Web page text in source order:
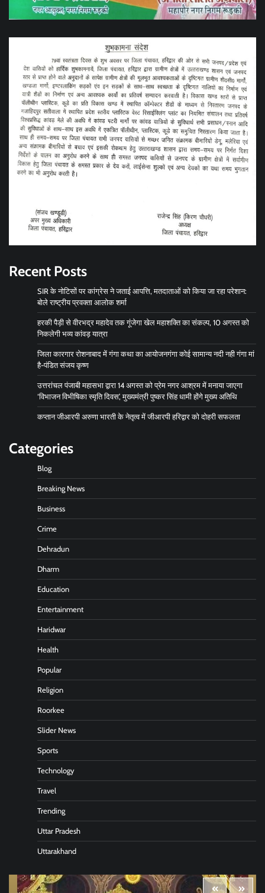
Recent Posts
SIR के नोटिसों पर कांग्रेस ने जताई आपत्ति, मतदाताओं को किया जा रहा परेशान:
बोले राष्ट्रीय प्रवक्ता आलोक शर्मा
हरकी पैड़ी से वीरभद्र महादेव तक गूंजेगा खेल महाशक्ति का संकल्प, 10 अगस्त को
निकलेगी भव्य कांवड़ यात्रा
जिला कारगार रोशनाबाद में गंगा कथा का आयोजनगंगा कोई सामान्य नदी नही गंगा मां
है-पंडित संजय कृष्ण
उत्तरांचल पंजाबी महासभा द्वारा 14 अगस्त को प्रेम नगर आश्रम में मनाया जाएगा
‘विभाजन विभीषिका स्मृति दिवस’, मुख्यमंत्री पुष्कर सिंह धामी होंगे मुख्य अतिथि
कप्तान जीआरपी अरुणा भारती के नेतृत्व में जीआरपी हरिद्वार को दोहरी सफलता
Categories
Blog
Breaking News
Business
Crime
Dehradun
Dharm
Education
Entertainment
Haridwar
Health
Popular
Religion
Roorkee
Slider News
Sports
Technology
Travel
Trending
Uttar Pradesh
Uttarakhand